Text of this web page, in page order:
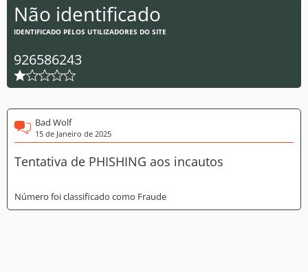
Não identificado
IDENTIFICADO PELOS UTILIZADORES DO SITE
926586243
Bad Wolf
15 de Janeiro de 2025
Tentativa de PHISHING aos incautos
Número foi classificado como Fraude